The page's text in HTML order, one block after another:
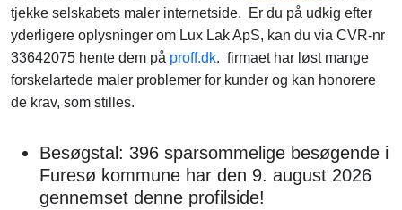
tjekke selskabets maler internetside. Er du på udkig efter
yderligere oplysninger om Lux Lak ApS, kan du via CVR-nr
33642075 hente dem på proff.dk. firmaet har løst mange
forskelartede maler problemer for kunder og kan honorere
de krav, som stilles.
Besøgstal: 396 sparsommelige besøgende i
Furesø kommune har den 9. august 2026
gennemset denne profilside!